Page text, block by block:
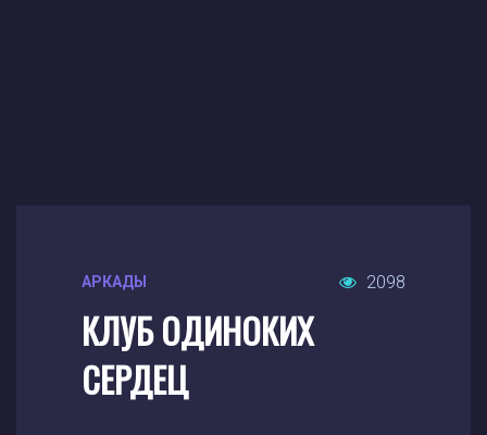
АРКАДЫ 2098
КЛУБ ОДИНОКИХ
СЕРДЕЦ